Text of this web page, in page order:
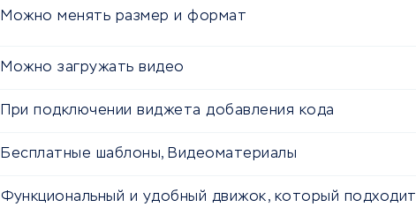
Можно менять размер и формат
Можно загружать видео
При подключении виджета добавления кода
Бесплатные шаблоны, Видеоматериалы
Функциональный и удобный движок, который подходит